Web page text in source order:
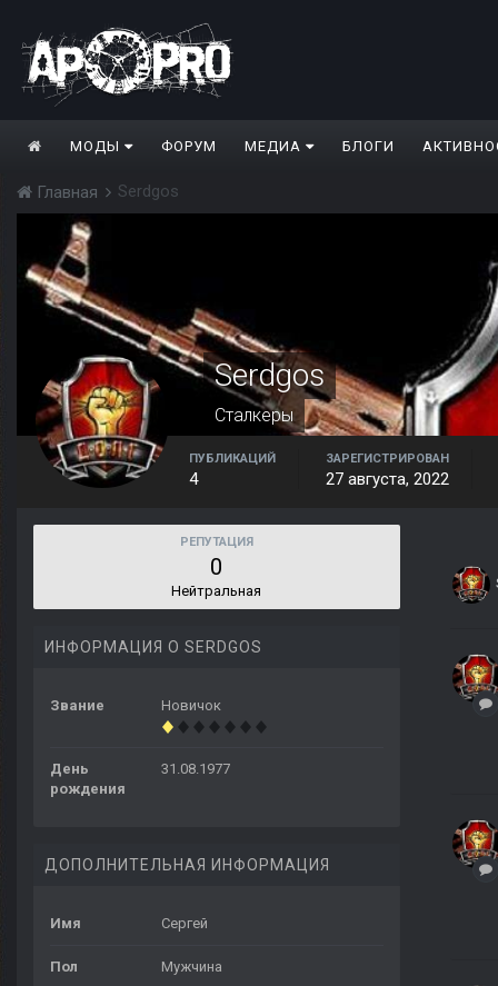
МОДЫ ФОРУМ МЕДИА БЛОГИ
Главная Serdgos
Serdgos
Сталкеры
ПУБЛИКАЦИЙ
4
ЗАРЕГИСТРИРОВАН
27 августа, 2022
РЕПУТАЦИЯ
0
Нейтральная
ИНФОРМАЦИЯ О SERDGOS
Звание Новичок
День
рождения
31.08.1977
ДОПОЛНИТЕЛЬНАЯ ИНФОРМАЦИЯ
Имя Сергей
Пол Мужчина